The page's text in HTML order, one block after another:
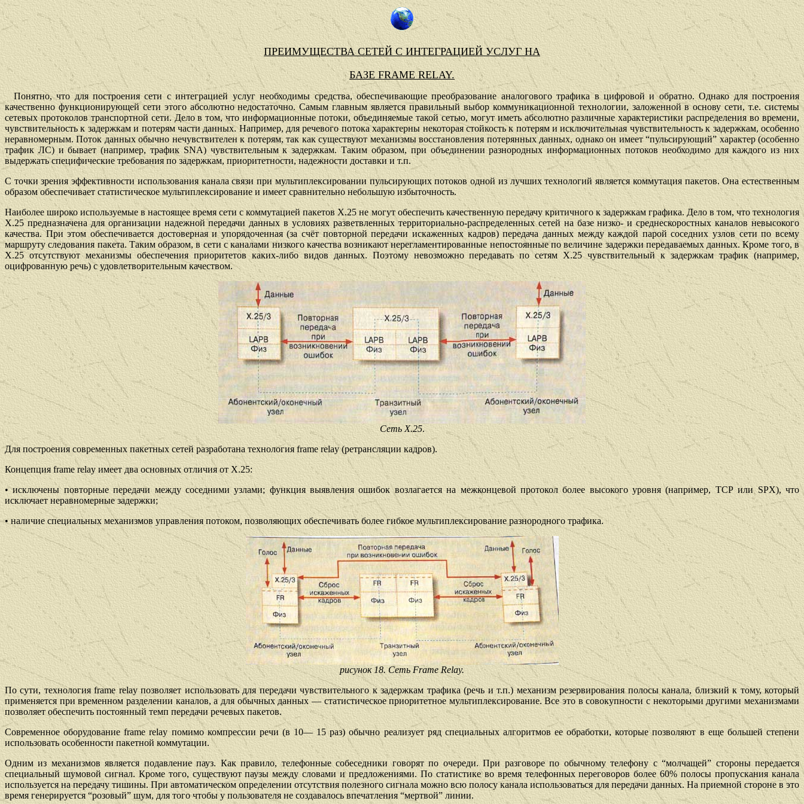
ПРЕИМУЩЕСТВА СЕТЕЙ С ИНТЕГРАЦИЕЙ УСЛУГ НА
БАЗЕ FRAME RELAY.
Понятно, что для построения сети с интеграцией услуг необходимы средства, обеспечивающие преобразование аналогового трафика в цифровой и обратно. Однако для построения
качественно функционирующей сети этого абсолютно недостаточно. Самым главным является правильный выбор коммуникационной технологии, заложенной в основу сети, т.е. системы
сетевых протоколов транспортной сети. Дело в том, что информационные потоки, объединяемые такой сетью, могут иметь абсолютно различные характеристики распределения во времени,
чувствительность к задержкам и потерям части данных. Например, для речевого потока характерны некоторая стойкость к потерям и исключительная чувствительность к задержкам, особенно
неравномерным.Поток данных обычно нечувствителен к потерям, так как существуют механизмы восстановления потерянных данных, однако он имеет “пульсирующий” характер (особенно
трафик ЛС)и бывает (например,трафик SNA)чувствительным кзадержкам. Таким образом, при объединении разнородных информационных потоков необходимо для каждого из них
выдержать специфические требования по задержкам, приоритетности, надежности доставки и т.п.
С точки зрения эффективности использования канала связи при мультиплексировании пульсирующих потоков одной из лучших технологий является коммутация пакетов. Она естественным
образом обеспечивает статистическое мультиплексирование и имеет сравнительно небольшую избыточность.
Наиболее широко используемые в настоящее время сети с коммутацией пакетов Х.25 немогут обеспечить качественную передачу критичного к задержкам графика. Дело в том, что технология
Х.25 предназначена для организации надежной передачи данных в условиях разветвленныхтерриториально-распределенныхсетей на базе низко- исреднескоростныхканалов невысокого
качества.При этом обеспечиваетсядостоверная и упорядоченная (за счёт повторной передачи искаженных кадров) передача данных междукаждой парой соседнихузлов сети по всему
маршрутуследованияпакета. Таким образом, в сети с каналами низкого качества возникают нерегламентированные непостоянные по величине задержки передаваемых данных. Кроме того, в
Х.25 отсутствуют механизмы обеспечения приоритетов каких-либо видов данных. Поэтому невозможно передавать по сетям Х.25 чувствительный к задержкамтрафик(например,
оцифрованную речь) с удовлетворительным качеством.
Сеть X.25.
Для построения современных пакетных сетей разработана технология frame relay (ретрансляции кадров).
Концепция frame relay имеет два основных отличия от Х.25:
•исключены повторные передачи между соседними узлами; функция выявления ошибок возлагается на межконцевой протокол более высокого уровня (например, TCPилиSPX), что
исключает неравномерные задержки;
• наличие специальных механизмов управления потоком, позволяющих обеспечивать более гибкое мультиплексирование разнородного трафика.
рисунок 18. Сеть Frame Relay.
По сути, технология frame relay позволяет использовать для передачи чувствительного к задержкам трафика (речь и т.п.) механизм резервирования полосы канала, близкий к тому, который
применяется при временном разделении каналов, а для обычных данных — статистическое приоритетное мультиплексирование. Все это в совокупности с некоторыми другими механизмами
позволяет обеспечить постоянный темп передачи речевых пакетов.
Современное оборудование frame relay помимо компрессии речи (в 10— 15 раз) обычно реализует ряд специальных алгоритмов ее обработки, которые позволяют в еще большей степени
использовать особенности пакетной коммутации.
Одним из механизмов является подавление пауз. Как правило,телефонные собеседники говорят по очереди. При разговоре по обычному телефону с “молчащей” стороны передается
специальный шумовой сигнал. Кроме того, существуют паузы между словами и предложениями. По статистике во время телефонных переговоров более 60% полосы пропускания канала
используется на передачу тишины. При автоматическом определении отсутствия полезного сигнала можно всю полосу канала использоваться для передачи данных. На приемной стороне в это
время генерируется “розовый” шум, для того чтобы у пользователя не создавалось впечатления “мертвой” линии.